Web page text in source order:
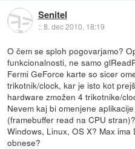
Senitel
::8. dec 2010, 18:19
O čem se sploh pogovarjamo?
funkcionalnosti, ne samo
Fermi GeForce karte so sicer
trikotnik/clock, kar je isto kot
hardware zmožen 4 trikotnike/
Nevem kaj bi omenjene
(framebuffer read na CPU stran)?
Windows, Linux, OS X? Max
obnese?